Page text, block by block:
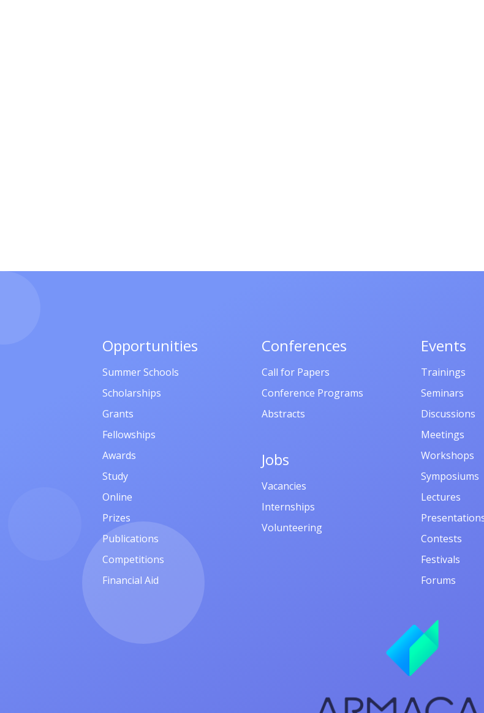
Opportunities
Summer Schools
Scholarships
Grants
Fellowships
Awards
Study
Online
Prizes
Publications
Competitions
Financial Aid
Conferences
Call for Papers
Conference Programs
Abstracts
Jobs
Vacancies
Internships
Volunteering
Events
Trainings
Seminars
Discussions
Meetings
Workshops
Symposiums
Lectures
Contests
Festivals
Forums